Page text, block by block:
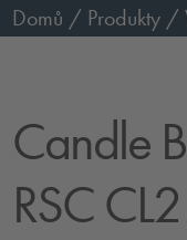
Domů / Produkty /
Candle
RSC